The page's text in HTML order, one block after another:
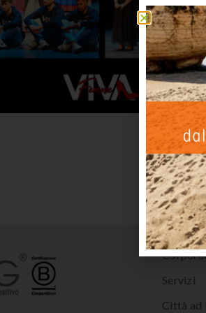
Servizi
Città ad